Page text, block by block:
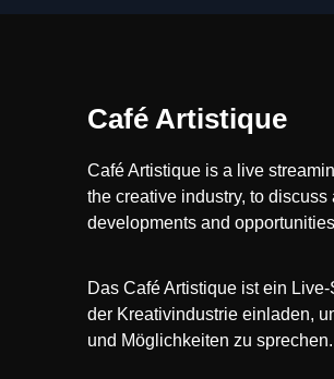
Café Artistique
Café Artistique is a live
the creative industry, to
developments and
Das Café Artistique ist ein
der Kreativindustrie einladen,
und Möglichkeiten zu sprechen.